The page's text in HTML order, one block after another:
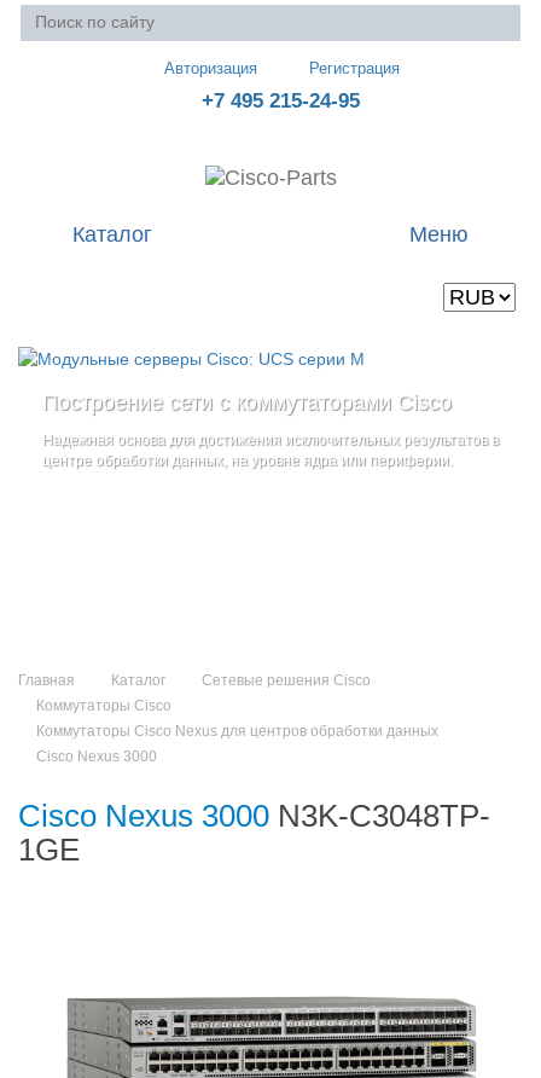
Авторизация Регистрация
+7 495 215-24-95
Меню
Каталог
Построение сети с коммутаторами Cisco
Надежная основа для достижения исключительных результатов в
центре обработки данных, на уровне ядра или периферии.
Стоечные серверы Cisco UCS серии C
Созданы для сокращения общей стоимости владенияи
повышение адаптивности Вашего бизнеса
дополнительные компоненты
Главная Каталог
Сетевые решения Cisco
Коммутаторы Cisco
Коммутаторы Cisco Nexus для центров обработки данных
Cisco Nexus 3000
Cisco Nexus 3000 N3K-C3048TP-
1GE